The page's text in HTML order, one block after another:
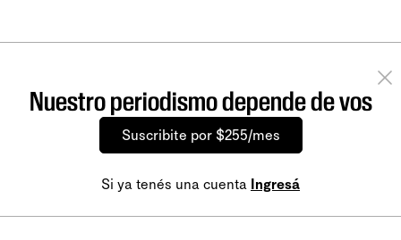
Nuestro periodismo depende de vos
Suscribite por $255/mes
Si ya tenés una cuenta Ingresá